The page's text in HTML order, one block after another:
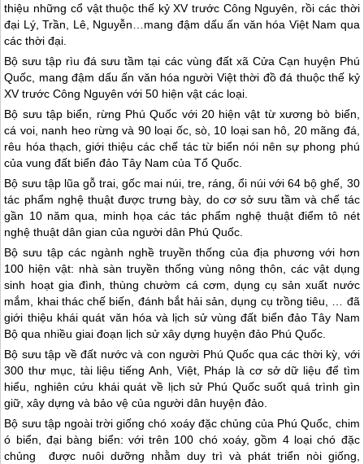
thiệu những cổ vật thuộc thế kỷ XV trước Công Nguyên, rồi các thời
đại Lý, Trần, Lê, Nguyễn…mang đậm dấu ấn văn hóa Việt Nam qua
các thời đại.
Bộ sưu tập rìu đá sưu tầm tại các vùng đất xã Cửa Cạn huyện Phú
Quốc , mang đậm dấu ấn văn hóa người Việt thời đồ đá thuộc thế kỷ
XV trước Công Nguyên với 50 hiện vật các loại.
Bộ sưu tập biển, rừng Phú Quốc với 20 hiện vật từ xương bò biển,
cá voi, nanh heo rừng và 90 loại ốc, sò, 10 loại san hô, 20 mãng đá,
rêu hóa thạch, giới thiệu các chế tác từ biển nói nên sự phong phú
của vung đất biển đảo Tây Nam của Tổ Quốc.
Bộ sưu tập lũa gỗ trai, gốc mai núi, tre, ráng, ổi núi với 64 bộ ghế, 30
tác phẩm nghệ thuật được trưng bày, do cơ sở sưu tầm và chế tác
gần 10 năm qua, minh họa các tác phẩm nghệ thuật điểm tô nét
nghệ thuật dân gian của người dân Phú Quốc
Bộ sưu tập các ngành nghề truyền thống của địa phương với hơn
100 hiện vật: nhà sàn truyền thống vùng nông thôn, các vật dụng
sinh hoạt gia đình, thùng chườm cá cơm, dụng cụ sản xuất nước
mắm, khai thác chế biến, đánh bắt hải sản, dụng cụ trồng tiêu, … đã
giới thiệu khái quát văn hóa và lịch sử vùng đất biển đảo Tây Nam
Bộ qua nhiều giai đoạn lịch sử xây dựng huyện đảo Phú Quốc
Bộ sưu tập về đất nước và con người Phú Quốc qua các thời kỳ, với
300 thư mục, tài liệu tiếng Anh, Việt, Pháp là cơ sở dữ liệu để tìm
hiểu, nghiên cứu khái quát về lịch sử Phú Quốcsuốt quá trình gìn
giữ, xây dựng và bảo vệ của người dân huyện đảo.
Bộ sưu tập ngoài trời giống chó xoáy đặc chủng của Phú Quốc , chim
ó biển, đại bàng biển: với trên 100 chó xoáy, gồm 4 loại chó đặc
chủng được nuôi dưỡng nhằm duy trì và phát triển nòi giống,